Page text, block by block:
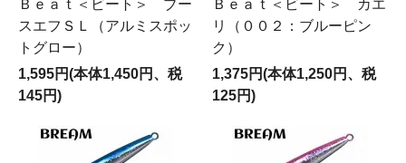
Ｂｅａｔ＜ビート＞ ブー
スエフＳＬ（アルミスポッ
トグロー）
1,595円(本体1,450円、税
145円)
Ｂｅａｔ＜ビート＞ カエ
リ（００２：ブルーピン
ク）
1,375円(本体1,250円、税
125円)